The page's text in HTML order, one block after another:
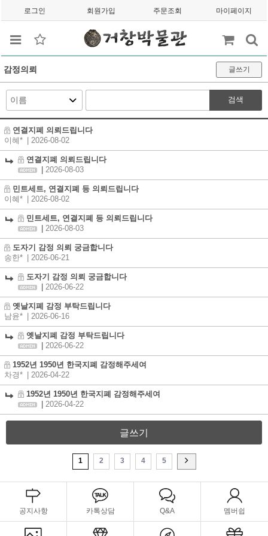
로그인 회원가입 주문조회 마이페이지
감정의뢰 글쓰기
검색
연결지폐 의뢰드립니다
이혜*
| 2026-08-02
연결지폐 의뢰드립니다
2026-08-03
민트세트, 연결지폐 등 의뢰드립니다
이혜*
| 2026-08-02
민트세트, 연결지폐 등 의뢰드립니다
2026-08-03
도자기 감정 의뢰 궁금합니다
송한*
| 2026-06-21
도자기 감정 의뢰 궁금합니다
2026-06-22
옛날지폐 감정 부탁드립니다
남윤*
| 2026-06-16
옛날지폐 감정 부탁드립니다
2026-06-22
1952년 1950년 한국지폐 감정해주세여
차경*
| 2026-04-22
1952년 1950년 한국지폐 감정해주세여
2026-04-22
글쓰기
1 2 3 4 5
공지사항 카톡상담 Q&A 멤버쉽